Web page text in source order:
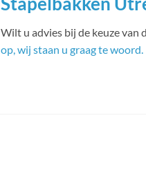
Wilt u advies bij de keuze van
op, wij staan u graag te woord.